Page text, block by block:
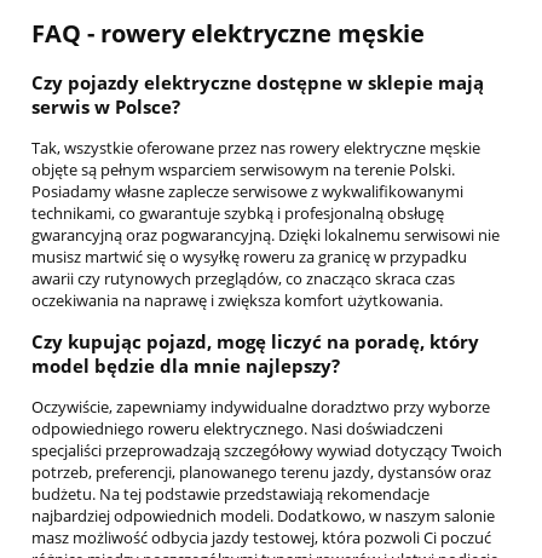
FAQ - rowery elektryczne męskie
Czy pojazdy elektryczne dostępne w sklepie mają
serwis w Polsce?
Tak, wszystkie oferowane przez nas rowery elektryczne męskie
objęte są pełnym wsparciem serwisowym na terenie Polski.
Posiadamy własne zaplecze serwisowe z wykwalifikowanymi
technikami, co gwarantuje szybką i profesjonalną obsługę
gwarancyjną oraz pogwarancyjną. Dzięki lokalnemu serwisowi nie
musisz martwić się o wysyłkę roweru za granicę w przypadku
awarii czy rutynowych przeglądów, co znacząco skraca czas
oczekiwania na naprawę i zwiększa komfort użytkowania.
Czy kupując pojazd, mogę liczyć na poradę, który
model będzie dla mnie najlepszy?
Oczywiście, zapewniamy indywidualne doradztwo przy wyborze
odpowiedniego roweru elektrycznego. Nasi doświadczeni
specjaliści przeprowadzają szczegółowy wywiad dotyczący Twoich
potrzeb, preferencji, planowanego terenu jazdy, dystansów oraz
budżetu. Na tej podstawie przedstawiają rekomendacje
najbardziej odpowiednich modeli. Dodatkowo, w naszym salonie
masz możliwość odbycia jazdy testowej, która pozwoli Ci poczuć